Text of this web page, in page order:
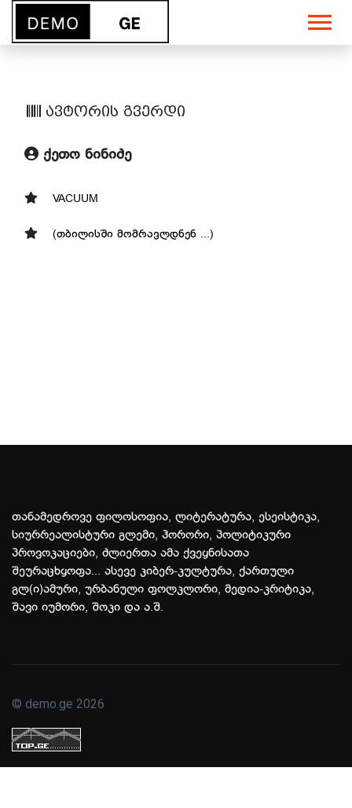
ავტორის გვერდი
ქეთო ნინიძე
VACUUM
(თბილისში მომრავლდნენ ...)
თანამედროვე ფილოსოფია, ლიტერატურა, ესეისტიკა,
სიურრეალისტური გლემი, ჰორორი, პოლიტიკური
პროვოკაციები, ძლიერთა ამა ქვეყნისათა
შეურაცხყოფა... ასევე კიბერ-კულტურა, ქართული
გლ(ი)ამური, ურბანული ფოლკლორი, მედია-კრიტიკა,
შავი იუმორი, შოკი და ა.შ.
© demo.ge 2026